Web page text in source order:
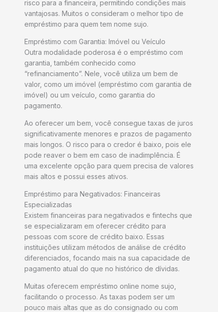
risco para a financeira, permitindo condições mais
vantajosas. Muitos o consideram o melhor tipo de
empréstimo para quem tem nome sujo.
Empréstimo com Garantia: Imóvel ou Veículo
Outra modalidade poderosa é o empréstimo com
garantia, também conhecido como
“refinanciamento”. Nele, você utiliza um bem de
valor, como um imóvel (empréstimo com garantia de
imóvel) ou um veículo, como garantia do
pagamento.
Ao oferecer um bem, você consegue taxas de juros
significativamente menores e prazos de pagamento
mais longos. O risco para o credor é baixo, pois ele
pode reaver o bem em caso de inadimplência. É
uma excelente opção para quem precisa de valores
mais altos e possui esses ativos.
Empréstimo para Negativados: Financeiras
Especializadas
Existem financeiras para negativados e fintechs que
se especializaram em oferecer crédito para
pessoas com score de crédito baixo. Essas
instituições utilizam métodos de análise de crédito
diferenciados, focando mais na sua capacidade de
pagamento atual do que no histórico de dívidas.
Muitas oferecem empréstimo online nome sujo,
facilitando o processo. As taxas podem ser um
pouco mais altas que as do consignado ou com